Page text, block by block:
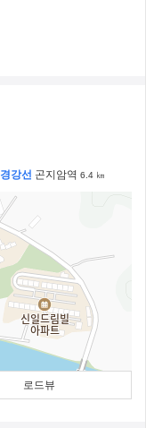
경강선 곤지암역 6.4 ㎞
로드뷰